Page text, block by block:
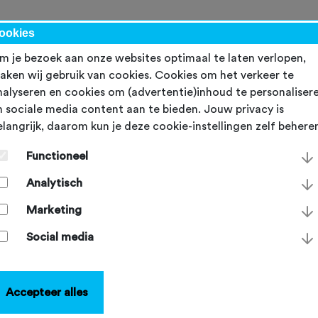
op sportboot bij
2022
8 augustus 2022
je bezoek aan onze websites optimaal te laten verlopen,
wij gebruik van cookies. Cookies om het verkeer te
en cookies om (advertentie)inhoud te
sociale media content aan te bieden. Jouw privacy is
daarom kun je deze cookie-instellingen zelf
Functioneel
Analytisch
Marketing
Social media
Accepteer alles